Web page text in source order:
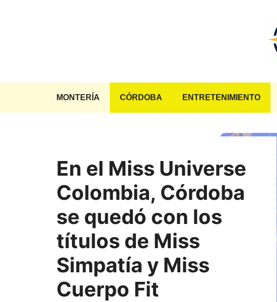
MONTERÍA CÓRDOBA ENTRETENIMIENTO
En el Miss Universe
Colombia, Córdoba
se quedó con los
títulos de Miss
Simpatía y Miss
Cuerpo Fit